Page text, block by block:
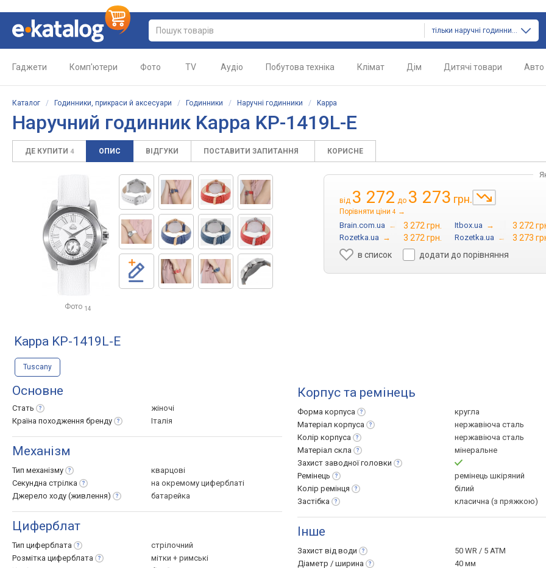
тільки наручні годинники
Гаджети Комп'ютери Фото TV Аудіо Побутова техніка Клімат Дім Дитячі товари Авто
Каталог / Годинники, прикраси й аксесуари / Годинники / Наручні годинники / Kappa
Наручний годинник Kappa KP-1419L-E
ДЕ КУПИТИ 4 ОПИС ВІДГУКИ ПОСТАВИТИ ЗАПИТАННЯ КОРИСНЕ
Фото 14
від 3 272 до 3 273 грн.
Порівняти ціни 4 →
Brain.com.ua → 3 272 грн. Itbox.ua → 3 272
Rozetka.ua → 3 272 грн. Rozetka.ua →
3 273
в список
додати до порівняння
Kappa KP-1419L-E
Tuscany
Основне
Стать
жіночі
Країна походження бренду Італія
Механізм
Тип механізму
кварцові
Секундна стрілка
на окремому циферблаті
Джерело ходу (живлення) батарейка
Циферблат
Тип циферблата
стрілочний
Розмітка циферблата
мітки + римські
Корпус та ремінець
Форма корпуса
кругла
Матеріал корпуса
нержавіюча сталь
Колір корпуса
нержавіюча сталь
Матеріал скла
мінеральне
Захист заводноїголовки
Ремінець
ремінець шкіряний
Колір ремінця
білий
Застібка
класична (з пряжкою)
Інше
Захист від води
50 WR / 5 ATM
Діаметр / ширина
40 мм